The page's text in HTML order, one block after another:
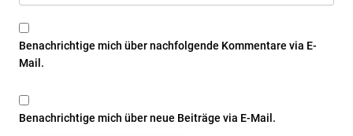
Benachrichtige mich über nachfolgende Kommentare via E-
Mail.
Benachrichtige mich über neue Beiträge via E-Mail.